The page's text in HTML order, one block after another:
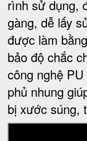
rình sử dụng,
gàng, dễ lấy
được làm
bảo độ chắc
công nghệ
phủ nhung
bị xước súng,